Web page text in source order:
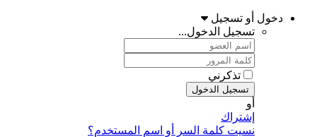
دخول أو تسجيل
تسجيل الدخول...
تذكرني
تسجيل الدخول
أو
إشتراك
نسيت كلمة السر أو اسم المستخدم؟